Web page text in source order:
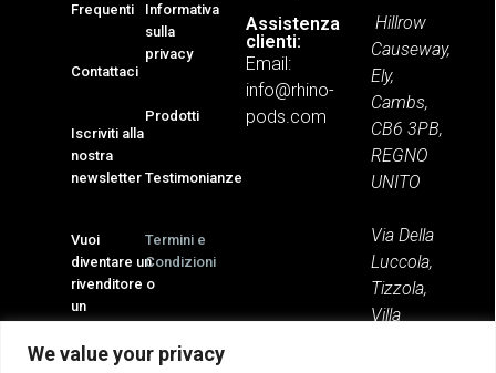
We value your privacy
Frequenti
Contattaci
Iscriviti alla
nostra
newsletter
Vuoi
diventare un
rivenditore o
un
Informativa
sulla
privacy
Prodotti
Testimonianze
Termini e
Condizioni
Assistenza
clienti:
Email:
info@rhino-
pods.com
Hillrow
Causeway,
Ely,
Cambs,
CB6 3PB,
REGNO
UNITO
Via Della
Luccola,
Tizzola,
Villa